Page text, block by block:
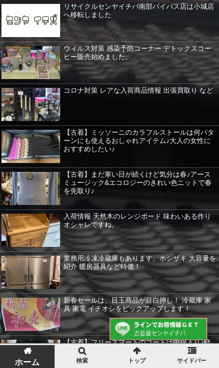
リサイクルセンヤイチバ南部バイパス店は小城店
へ移転しました
ウィルス対策 感染予防コーナー デトックスコー
ヒー販売始めました。
コロナ対策 レアな入荷商品情報 出張買取り など
【古着】ミッソーニのカラフルストールは何パタ
ーンにも使えるおしゃれアイテム♪大人の女性に
おすすめしたい♪
【古着】まだ寒い日が続くけど気分は春♪アース
ミュージック&エコロジーのきれい色ニットで春
を先取り♪
入荷情報 天然木のレンジボード 味わいある作り
オシャレですね。
業務用冷凍冷蔵庫もあります。ホシザキ 大容量を
紹介 暖房器具など特価！
新春セールは、目玉商品が目白押し！ 冷蔵庫 家
具 家電 イチオシをピックアップします！
【古着】フリーズマートのコートは中綿入り♪軽
くてあたたかで大人にもぴったりです♪
ホーム 検索 トップ サイドバー